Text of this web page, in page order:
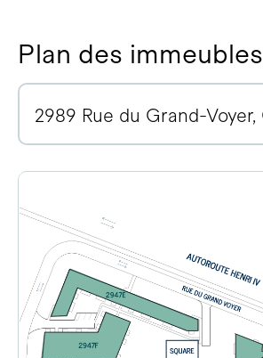
Plan des immeubles